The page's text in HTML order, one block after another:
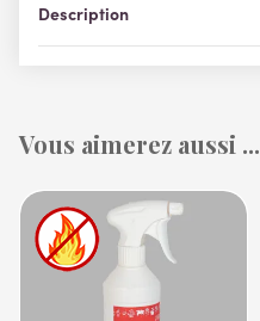
Description
Vous aimerez aussi ...